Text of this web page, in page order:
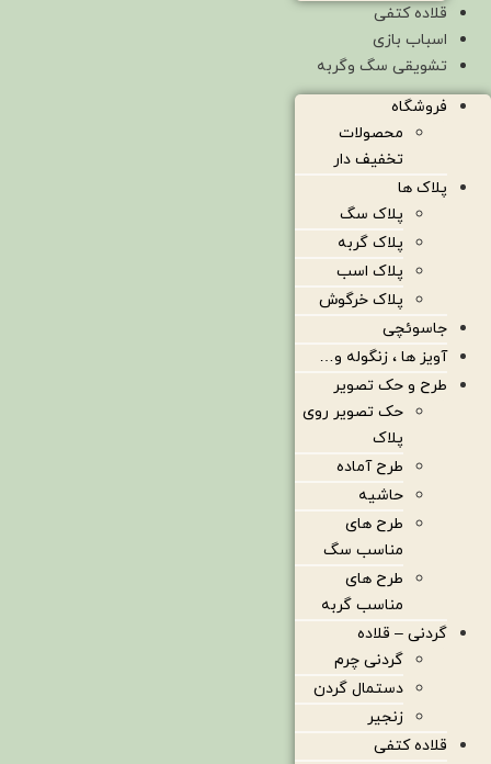
قلاده کتفی
اسباب بازی
تشویقی سگ وگربه
فروشگاه
محصولات
تخفیف دار
پلاک ها
پلاک سگ
پلاک گربه
پلاک اسب
پلاک خرگوش
جاسوئچی
آویز ها ، زنگوله و…
طرح و حک تصویر
حک تصویر روی
پلاک
طرح آماده
حاشیه
طرح های
مناسب سگ
طرح های
مناسب گربه
گردنی – قلاده
گردنی چرم
دستمال گردن
زنجیر
قلاده کتفی